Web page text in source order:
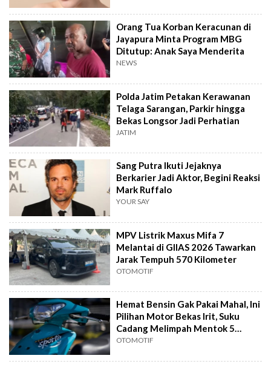
Orang Tua Korban Keracunan di
Jayapura Minta Program MBG
Ditutup: Anak Saya Menderita
NEWS
Polda Jatim Petakan Kerawanan
Telaga Sarangan, Parkir hingga
Bekas Longsor Jadi Perhatian
JATIM
Sang Putra Ikuti Jejaknya
Berkarier Jadi Aktor, Begini Reaksi
Mark Ruffalo
YOUR SAY
MPV Listrik Maxus Mifa 7
Melantai di GIIAS 2026 Tawarkan
Jarak Tempuh 570 Kilometer
OTOMOTIF
Hemat Bensin Gak Pakai Mahal, Ini
Pilihan Motor Bekas Irit, Suku
Cadang Melimpah Mentok 5
Jutaan
OTOMOTIF